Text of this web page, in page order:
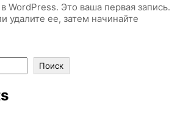
Привет,
мир!
WordPress. Это ваша первая запись.
удалите ее, затем начинайте
Поиск